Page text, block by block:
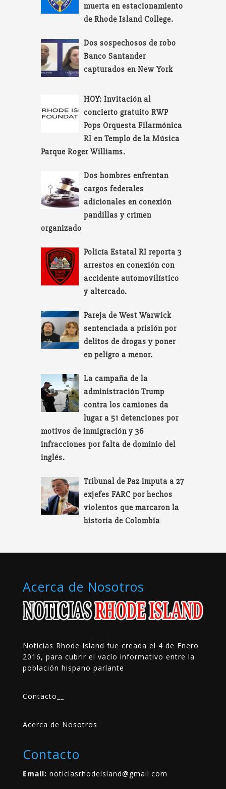
muerta en estacionamiento
de Rhode Island College.
Dos sospechosos de robo
Banco Santander
capturados en New York
HOY: Invitación al
concierto gratuito RWP
Pops Orquesta Filarmónica
RI en Templo de la Música
Parque Roger Williams.
Dos hombres enfrentan
cargos federales
adicionales en conexión
pandillas y crimen
organizado
Policía Estatal RI reporta 3
arrestos en conexión con
accidente automovilístico
y altercado.
Pareja de West Warwick
sentenciada a prisión por
delitos de drogas y poner
en peligro a menor.
La campaña de la
administración Trump
contra los camiones da
lugar a 51 detenciones por
motivos de inmigración y 36
infracciones por falta de dominio del
inglés.
Tribunal de Paz imputa a 27
exjefes FARC por hechos
violentos que marcaron la
historia de Colombia
Acerca de Nosotros
Noticias Rhode Island fue creada el 4 de Enero
2016, para cubrir el vacío informativo entre la
población hispano parlante
Contacto
Acerca de Nosotros
Contacto
Email: noticiasrhodeisland@gmail.com